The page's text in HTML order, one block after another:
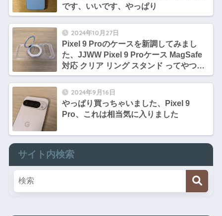
です、いいです、やっぱり
2024年10月27日
Pixel 9 Proのケースを新調してみまし
た、JJWW Pixel 9 Proケース MagSafe
対応 クリア リング スタンド ってやつで
す、なかなか良いです
2024年9月16日
やっぱり買っちゃいました、Pixel 9
Pro、これは相当気に入りました
サイト内検索